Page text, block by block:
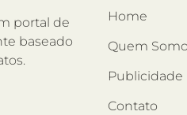
portal de
baseado
Home
Quem
Publicidade
Contato